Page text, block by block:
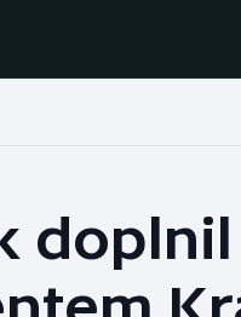
Baseball a softbal
Basketbal